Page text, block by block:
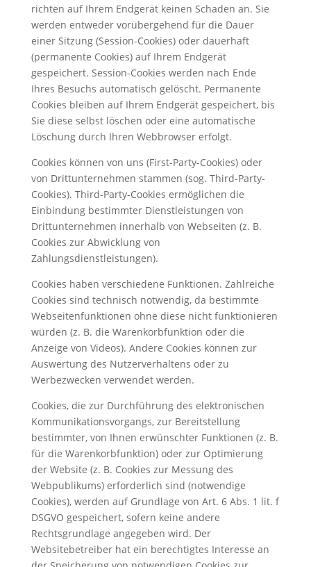
richten auf Ihrem Endgerät keinen Schaden an. Sie
werden entweder vorübergehend für die Dauer
einer Sitzung (Session-Cookies) oder dauerhaft
(permanente Cookies) auf Ihrem Endgerät
gespeichert. Session-Cookies werden nach Ende
Ihres Besuchs automatisch gelöscht. Permanente
Cookies bleiben auf Ihrem Endgerät gespeichert, bis
Sie diese selbst löschen oder eine automatische
Löschung durch Ihren Webbrowser erfolgt.
Cookies können von uns (First-Party-Cookies) oder
von Drittunternehmen stammen (sog. Third-Party-
Cookies). Third-Party-Cookies ermöglichen die
Einbindung bestimmter Dienstleistungen von
Drittunternehmen innerhalb von Webseiten (z. B.
Cookies zur Abwicklung von
Zahlungsdienstleistungen).
Cookies haben verschiedene Funktionen. Zahlreiche
Cookies sind technisch notwendig, da bestimmte
Webseitenfunktionen ohne diese nicht funktionieren
würden (z. B. die Warenkorbfunktion oder die
Anzeige von Videos). Andere Cookies können zur
Auswertung des Nutzerverhaltens oder zu
Werbezwecken verwendet werden.
Cookies, die zur Durchführung des elektronischen
Kommunikationsvorgangs, zur Bereitstellung
bestimmter, von Ihnen erwünschter Funktionen (z. B.
für die Warenkorbfunktion) oder zur Optimierung
der Website (z. B. Cookies zur Messung des
Webpublikums) erforderlich sind (notwendige
Cookies), werden auf Grundlage von Art. 6 Abs. 1 lit. f
DSGVO gespeichert, sofern keine andere
Rechtsgrundlage angegeben wird. Der
Websitebetreiber hat ein berechtigtes Interesse an